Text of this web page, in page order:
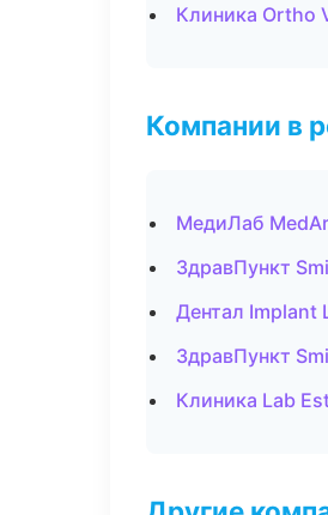
Клиника Ortho
Компании в
МедиЛаб
ЗдравПункт
Дентал Implant
ЗдравПункт
Клиника Lab